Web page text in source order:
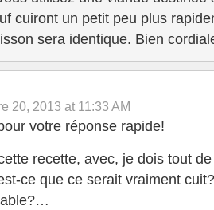
cuiront un petit peu plus
sera identique. Bien
20, 2013 at 11:33 AM
votre réponse rapide!
recette, avec, je dois tout
ce que ce serait vraiment